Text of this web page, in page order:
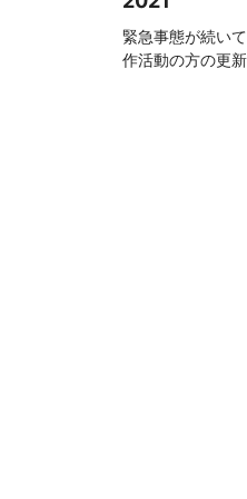
緊急事態が続い
作活動の方の更